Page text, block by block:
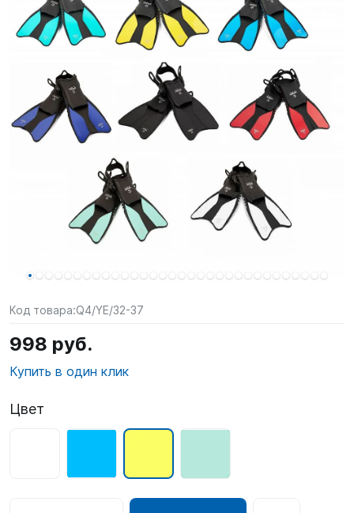
Фридайвинг
Бассейн
SUP-
Подарочные
Карты
Акции
Код товара:Q4/YE/32-37
998 руб.
Купить в один клик
Цвет